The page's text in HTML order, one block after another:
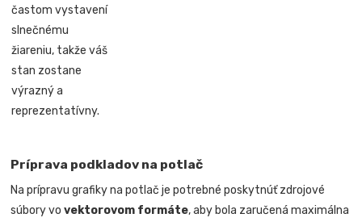
častom vystavení
slnečnému
žiareniu, takže váš
stan zostane
výrazný a
reprezentatívny.
Príprava podkladov na potlač
Na prípravu grafiky na potlač je potrebné poskytnúť zdrojové
súbory vovektorovom formáte, aby bola zaručená maximálna